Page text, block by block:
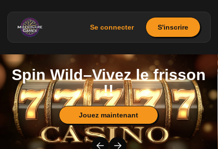
Se connecter S'inscrire
Spin Wild–Vivez le frisson
!!
Jouez maintenant